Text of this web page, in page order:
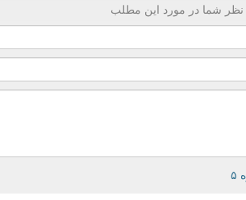
نظر شما در مورد این مطلب